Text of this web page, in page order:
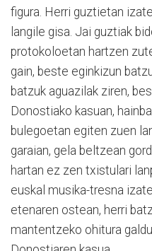
figura. Herri guztietan
langile gisa. Jai guztiak
protokoloetan hartzen
gain, beste eginkizun
batzuk aguazilak ziren,
Donostiako kasuan,
bulegoetan egiten zuen
garaian, gela beltzean
hartan ez zen txistulari
euskal musika-tresna
etenaren ostean, herri
mantentzeko ohitura